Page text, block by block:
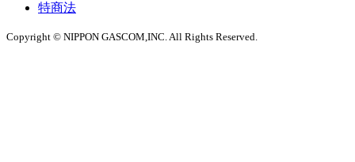
特商法
Copyright © NIPPON GASCOM,INC. All Rights Reserved.